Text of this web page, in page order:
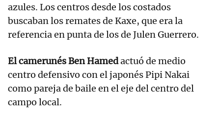
azules. Los centros desde los costados
buscaban los remates de Kaxe, que era la
referencia en punta de los de Julen Guerrero.
El camerunés Ben Hamedactuó de medio
centro defensivo con el japonés Pipi Nakai
como pareja de baile en el eje del centro del
campo local.